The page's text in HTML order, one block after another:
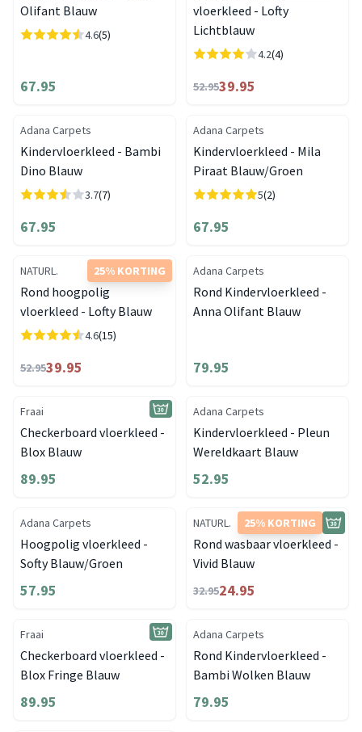
Olifant Blauw
4.6(5)
67.95
vloerkleed - Lofty
Lichtblauw
4.2(4)
52.9539.95
Adana Carpets
Kindervloerkleed - Bambi
Dino Blauw
3.7(7)
67.95
Adana Carpets
Kindervloerkleed - Mila
Piraat Blauw/Groen
5(2)
67.95
25% KORTING
NATURL.
Rond hoogpolig
vloerkleed - Lofty Blauw
4.6(15)
52.9539.95
Adana Carpets
Rond Kindervloerkleed -
Anna Olifant Blauw
79.95
Fraai
Checkerboard vloerkleed -
Blox Blauw
89.95
Adana Carpets
Kindervloerkleed - Pleun
Wereldkaart Blauw
52.95
Adana Carpets
Hoogpolig vloerkleed -
Softy Blauw/Groen
57.95
25% KORTING
NATURL.
Rond wasbaar vloerkleed -
Vivid Blauw
32.9524.95
Fraai
Checkerboard vloerkleed -
Blox Fringe Blauw
89.95
Adana Carpets
Rond Kindervloerkleed -
Bambi Wolken Blauw
79.95